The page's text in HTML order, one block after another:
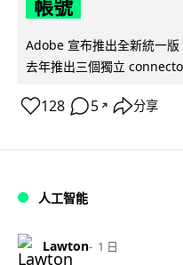
帳號
Adobe 宣布推出全新統一
去年推出三個獨立
128 5 ↗ 分享
人工智能
Lawton 1 日